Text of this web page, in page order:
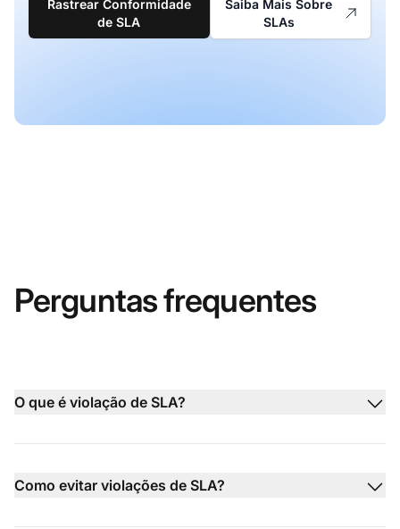
Rastrear Conformidade
de SLA
Saiba Mais Sobre
SLAs
Perguntas frequentes
O que é violação de SLA?
Como evitar violações de SLA?